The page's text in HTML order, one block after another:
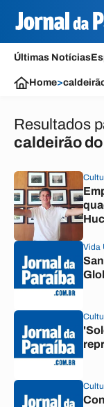
Últimas Notícias
Home>
Resultados
caldeirão
Vida